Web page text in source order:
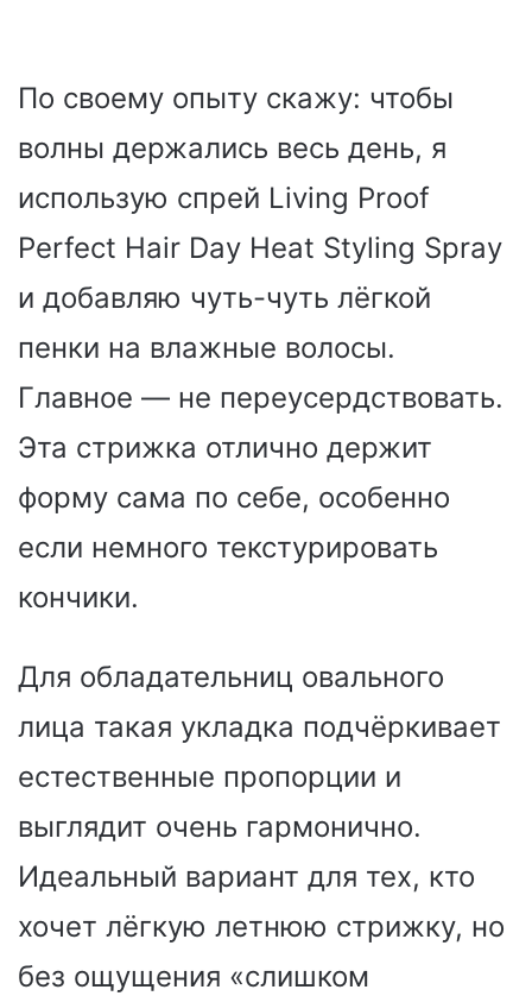
По своему опыту скажу: чтобы
волны держались весь день, я
использую спрей Living Proof
Perfect Hair Day Heat Styling Spray
и добавляю чуть-чуть лёгкой
пенки на влажные волосы.
Главное — не переусердствовать.
Эта стрижка отлично держит
форму сама по себе, особенно
если немного текстурировать
кончики.
Для обладательниц овального
лица такая укладка подчёркивает
естественные пропорции и
выглядит очень гармонично.
Идеальный вариант для тех, кто
хочет лёгкую летнюю стрижку, но
без ощущения «слишком